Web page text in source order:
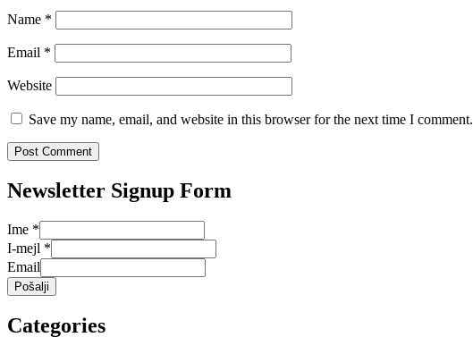
Name *
Email *
Website
Save my name, email, and website in this browser for the next time I comment.
Newsletter Signup Form
Ime *
I-mejl *
Email
Pošalji
Categories